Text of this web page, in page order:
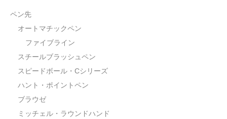
ペン先
オートマチックペン
ファイブライン
スチールブラッシュペン
スピードボール・Cシリーズ
ハント・ポイントペン
ブラウゼ
ミッチェル・ラウンドハンド